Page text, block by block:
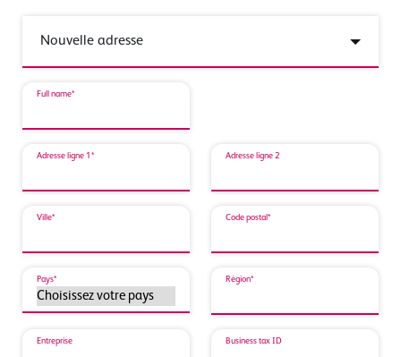
Full name*
Adresse ligne 1* Adresse ligne 2
Ville* Code postal*
Pays* Région*
Entreprise Business tax ID